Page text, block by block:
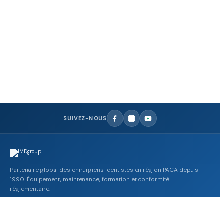
SUIVEZ-NOUS
Partenaire global des chirurgiens-dentistes en région PACA depuis
1990. Équipement, maintenance, formation et conformité
réglementaire.